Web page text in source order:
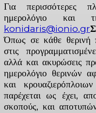
Για περισσότερες
ημερολόγιο και
konidaris@ionio.gr
Όπως σε κάθε θερινή
στις
αλλά και ακυρώσεις
ημερολόγιο θερινών
και
παρέχεται ως έχει,
σκοπούς, και